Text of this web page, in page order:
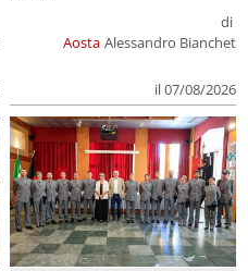
Aosta
di
Alessandro Bianchet
il 07/08/2026